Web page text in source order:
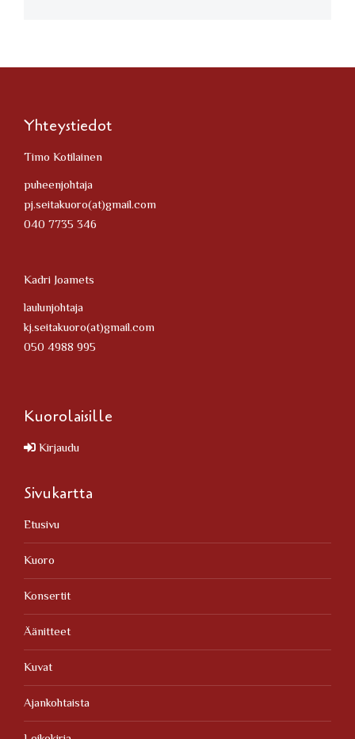
Yhteystiedot
Timo Kotilainen
puheenjohtaja
pj.seitakuoro(at)gmail.com
040 7735 346
Kadri Joamets
laulunjohtaja
kj.seitakuoro(at)gmail.com
050 4988 995
Kuorolaisille
Kirjaudu
Sivukartta
Etusivu
Kuoro
Konsertit
Äänitteet
Kuvat
Ajankohtaista